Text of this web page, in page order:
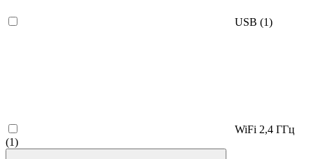
USB (1)
WiFi 2,4 ГГц
(1)